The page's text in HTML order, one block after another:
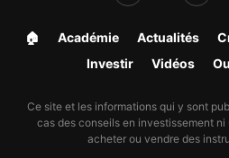
🏠︎ Académie Actualités
Investir Vidéos
Ce site et les informations qui y sont
cas des conseils en investissement
acheter ou vendre des